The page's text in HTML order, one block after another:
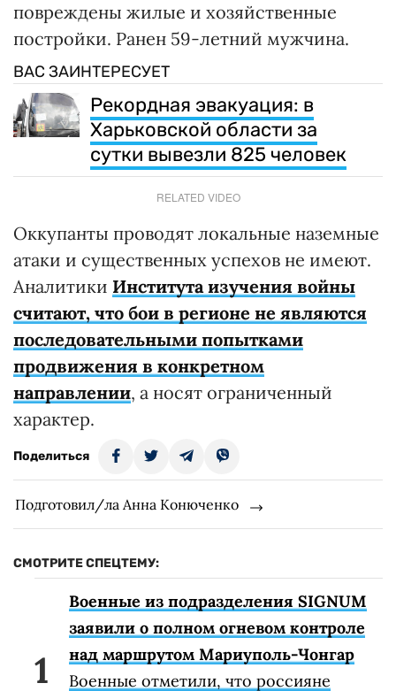
повреждены жилые и хозяйственные
постройки. Ранен 59-летний мужчина.
ВАС ЗАИНТЕРЕСУЕТ
Рекордная эвакуация: в
Харьковской области за
сутки вывезли 825 человек
RELATED VIDEO
Оккупанты проводят локальные наземные
атаки и существенных успехов не имеют.
Аналитики Института изучения войны
считают, что бои в регионе не являются
последовательными попытками
продвижения в конкретном
направлении, а носят ограниченный
характер.
Поделиться
Подготовил/ла Анна Конюченко
СМОТРИТЕ СПЕЦТЕМУ:
Военные из подразделения SIGNUM
заявили о полном огневом контроле
над маршрутом Мариуполь-Чонгар
Военные отметили, что россияне